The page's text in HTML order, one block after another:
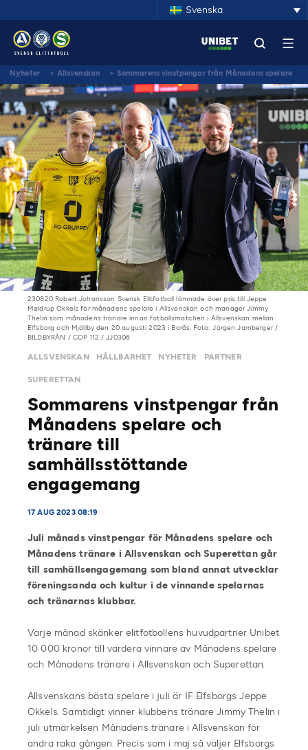
Svenska
Nyheter > Allsvenskan > Sommarens vinstpengar från Månadens spelare
och tränare till samhällsstöttande engagemang
230820 Robert Johansson Svensk Elitfotboll lämnade över pris till Jeppe
Møldrup Okkels för månadens spelare i Allsvenskan och manager Jimmy
Thelin som månadens tränare innan fotbollsmatchen i Allsvenskan mellan
Elfsborg och Mjällby den 20 augusti 2023 i Borås. Foto: Jörgen Jarnberger /
BILDBYRÅN / COP 112 / JJ0306
ALLSVENSKAN HÅLLBARHET NYHETER PARTNER
SUPERETTAN
Sommarens vinstpengar från
Månadens spelare och
tränare till
samhällsstöttande
engagemang
17 AUG 2023 08:19
Juli månads vinstpengar för Månadens spelare och
Månadens tränare i Allsvenskan och Superettan går
till samhällsengagemang som bland annat utvecklar
föreningsanda och kultur i de vinnande spelarnas
och tränarnas klubbar.
Varje månad skänker elitfotbollens huvudpartner Unibet
10 000 kronor till vardera vinnare av Månadens spelare
och Månadens tränare i Allsvenskan och Superettan.
Allsvenskans bästa spelare i juli är IF Elfsborgs Jeppe
Okkels. Samtidigt vinner klubbens tränare Jimmy Thelin i
juli utmärkelsen Månadens tränare i Allsvenskan för
andra raka gången. Precis som i maj så väljer Elfsborgs